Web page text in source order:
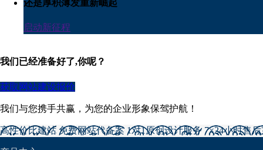
还是厚积薄发重新崛起
启动新征程
我们已经准备好了,你呢？
获取网站建设报价
我们与您携手共赢，为您的企业形象保驾护航！
高性价比建站 免费网站代备案 1对1原创设计服务 7×24小时售